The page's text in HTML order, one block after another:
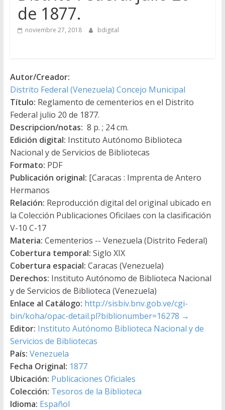
de 1877.
noviembre 27, 2018 bdigital
Autor/Creador:
Distrito Federal (Venezuela) Concejo Municipal
Título: Reglamento de cementerios en el Distrito
Federal julio 20 de 1877.
Descripcion/notas: 8 p. ; 24 cm.
Edición digital: Instituto Autónomo Biblioteca
Nacional y de Servicios de Bibliotecas
Formato: PDF
Publicación original: [Caracas : Imprenta de Antero
Hermanos
Relación: Reproducción digital del original ubicado en
la Colección Publicaciones Oficilaes con la clasificación
V-10 C-17
Materia: Cementerios -- Venezuela (Distrito Federal)
Cobertura temporal: Siglo XIX
Cobertura espacial: Caracas (Venezuela)
Derechos: Instituto Autónomo de Biblioteca Nacional
y de Servicios de Biblioteca (Venezuela)
Enlace al Catálogo: http://sisbiv.bnv.gob.ve/cgi-
bin/koha/opac-detail.pl?biblionumber=16278 →
Editor: Instituto Autónomo Biblioteca Nacional y de
Servicios de Bibliotecas
País: Venezuela
Fecha Original: 1877
Ubicación: Publicaciones Oficiales
Colección: Tesoros de la Biblioteca
Idioma: Español